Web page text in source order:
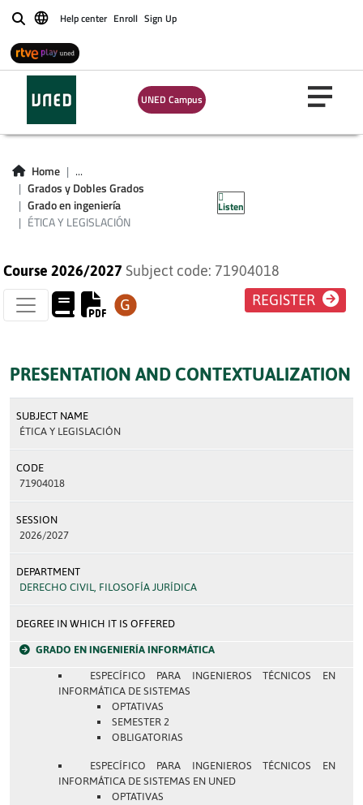
BuscarHelp center Enroll Sign Up
UNED Campus
Home
...
Grados y Dobles Grados
Grado en ingeniería
ÉTICA Y LEGISLACIÓN
Listen
ÉTICA Y
LEGISLACIÓN
Course 2026/2027 Subject code: 71904018
REGISTER
PRESENTATION AND CONTEXTUALIZATION
SUBJECT NAME
ÉTICA Y LEGISLACIÓN
CODE
71904018
SESSION
2026/2027
DEPARTMENT
DERECHO CIVIL, FILOSOFÍA JURÍDICA
DEGREE IN WHICH IT IS OFFERED
GRADO EN INGENIERÍA INFORMÁTICA
ESPECÍFICO PARA INGENIEROS TÉCNICOS EN
INFORMÁTICA DE SISTEMAS
OPTATIVAS
SEMESTER 2
OBLIGATORIAS
ESPECÍFICO PARA INGENIEROS TÉCNICOS EN
INFORMÁTICA DE SISTEMAS EN UNED
OPTATIVAS